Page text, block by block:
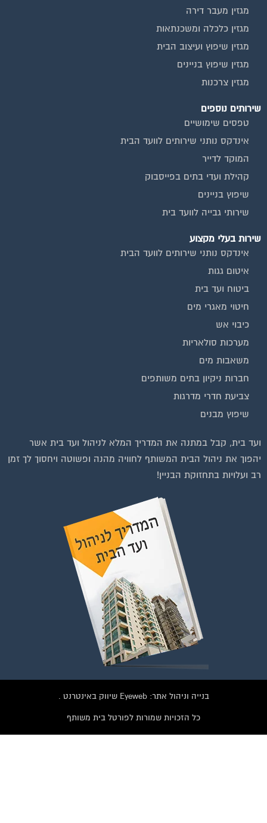
מגזין מעבר דירה
מגזין כלכלה ומשכנתאות
מגזין שיפוץ ועיצוב הבית
מגזין שיפוץ בניינים
מגזין צרכנות
שירותים נוספים
טפסים שימושיים
אינדקס נותני שירותים לוועד הבית
המוקד לדייר
קהילת ועדי בתים בפייסבוק
שיפוץ בניינים
שירותי גבייה לוועד בית
שירות בעלי מקצוע
אינדקס נותני שירותים לוועד הבית
איטום גגות
ביטוח ועד בית
חיטוי מאגרי מים
כיבוי אש
מערכות סולאריות
משאבות מים
חברות ניקיון בתים משותפים
צביעת חדרי מדרגות
שיפוץ מבנים
ועד בית, קבל במתנה את המדריך המלא לניהול ועד בית אשר
יהפוך את ניהול הבית המשותף לחוויה מהנה ופשוטה ויחסוך לך זמן
רב ועלויות בתחזוקת הבניין!
בנייה וניהול אתר: Eyeweb שיווק באינטרנט .
כל הזכויות שמורות לפורטל בית משותף
וועדי בתים ודיירים
הצטרפו עכשיו לקבוצת
הגדולה בישראל
הנותנת מענה לבעיות
הדיור בבית המשותף!!!
לחצו על התמונה או על הכפתור ושלחו בקשת הצטרפות בדף